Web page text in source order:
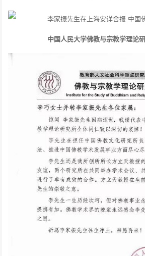
中国人民大学佛教与宗教学理论